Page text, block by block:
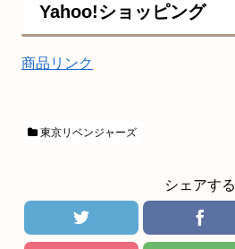
Yahoo!ショッピング
商品リンク
東京リベンジャーズ
シェアする